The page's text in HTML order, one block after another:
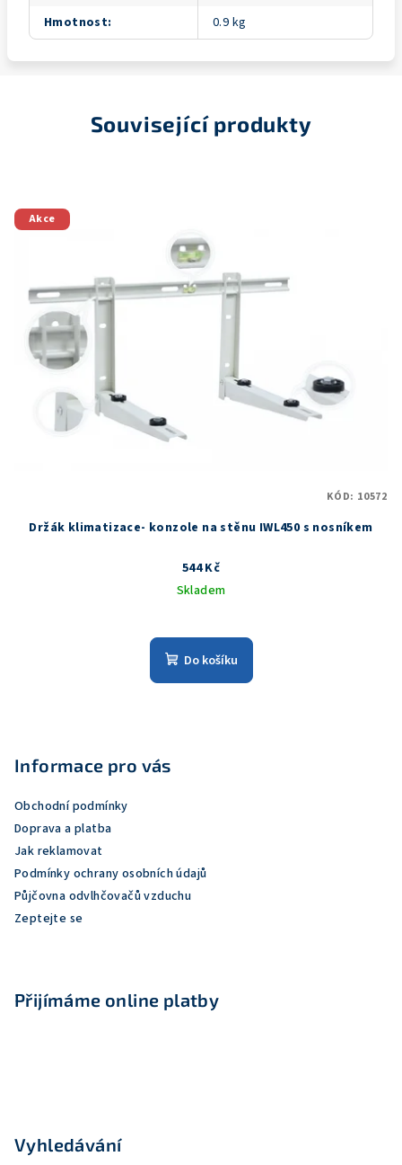
Hmotnost: 0.9 kg
Související produkty
Akce
Držák klimatizace- konzole na stěnu IWL450 s nosníkem
544 Kč
Skladem
Do košíku
KÓD: 10572
Informace pro vás
Obchodní podmínky
Doprava a platba
Jak reklamovat
Podmínky ochrany osobních údajů
Půjčovna odvlhčovačů vzduchu
Zeptejte se
Přijímáme online platby
Vyhledávání